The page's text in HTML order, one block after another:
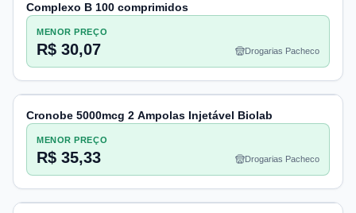
Complexo B 100 comprimidos
MENOR PREÇO
R$ 30,07 Drogarias Pacheco
Cronobe 5000mcg 2 Ampolas Injetável Biolab
MENOR PREÇO
R$ 35,33 Drogarias Pacheco